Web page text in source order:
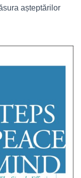
așteptărilor